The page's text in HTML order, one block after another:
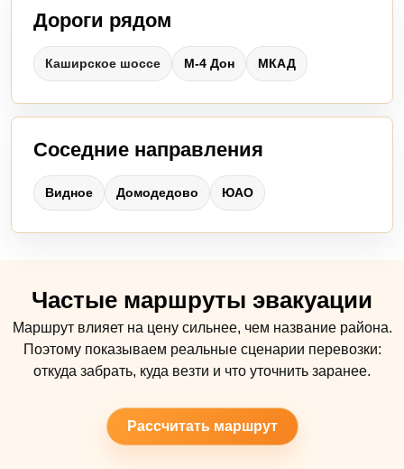
Дороги рядом
Каширское шоссе М-4 Дон МКАД
Соседние направления
Видное Домодедово ЮАО
Частые маршруты эвакуации
Маршрут влияет на цену сильнее, чем название района.
Поэтому показываем реальные сценарии перевозки:
откуда забрать, куда везти и что уточнить заранее.
Рассчитать маршрут